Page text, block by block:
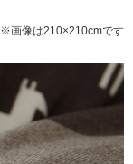
※画像は210×210cmです